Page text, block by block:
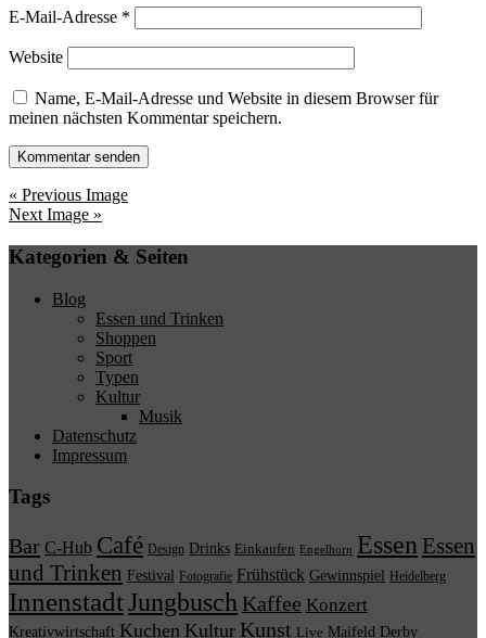
E-Mail-Adresse *
Website
Name, E-Mail-Adresse und Website in diesem Browser für
meinen nächsten Kommentar speichern.
« Previous Image
Next Image »
Kategorien & Seiten
Blog
Essen und Trinken
Shoppen
Sport
Typen
Kultur
Musik
Datenschutz
Impressum
Tags
Bar C-Hub Café Design Drinks Einkaufen Engelhorn Essen Essen
und Trinken Festival Fotografie Frühstück Gewinnspiel Heidelberg
InnenstadtJungbusch Kaffee Konzert
Kreativwirtschaft Kuchen Kultur Kunst Live Maifeld Derby